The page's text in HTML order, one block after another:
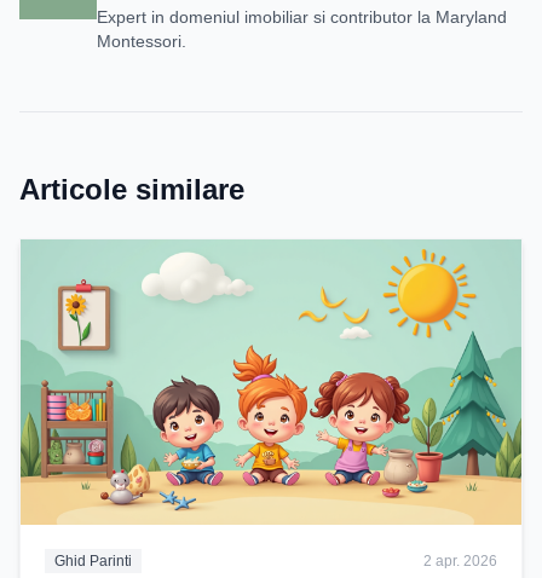
Expert in domeniul imobiliar si contributor la Maryland
Montessori.
Articole similare
Ghid Parinti 2 apr. 2026